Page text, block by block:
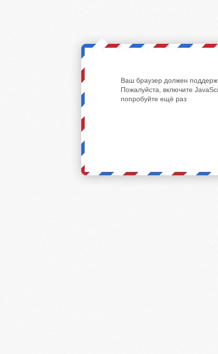
Ваш браузер должен
Пожалуйста, включите
попробуйте ещё раз